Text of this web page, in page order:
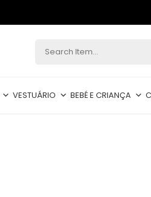
VESTUÁRIO BEBÉ E CRIANÇA